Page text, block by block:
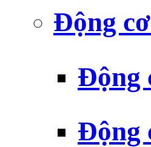
Động
Động
Động